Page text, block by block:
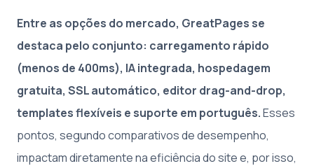
Entre as opções do mercado, GreatPages se
destaca pelo conjunto: carregamento rápido
(menos de 400ms), IA integrada, hospedagem
gratuita, SSL automático, editor drag-and-drop,
templates flexíveis e suporte em português.Esses
pontos, segundo comparativos de desempenho,
impactam diretamente na eficiência do site e, por isso,